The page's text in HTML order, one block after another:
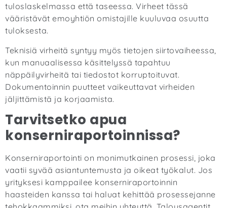
tuloslaskelmassa että taseessa. Virheet tässä
vääristävät emoyhtiön omistajille kuuluvaa osuutta
tuloksesta.
Teknisiä virheitä syntyy myös tietojen siirtovaiheessa,
kun manuaalisessa käsittelyssä tapahtuu
näppäilyvirheitä tai tiedostot korruptoituvat.
Dokumentoinnin puutteet vaikeuttavat virheiden
jäljittämistä ja korjaamista.
Tarvitsetko apua
konserniraportoinnissa?
Konserniraportointi on monimutkainen prosessi, joka
vaatii syvää asiantuntemusta ja oikeat työkalut. Jos
yrityksesi kamppailee konserniraportoinnin
haasteiden kanssa tai haluat kehittää prosessejanne